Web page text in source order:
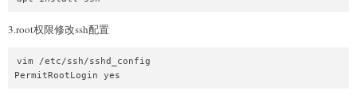
3.root权限修改ssh配置
vim /etc/ssh/sshd_config